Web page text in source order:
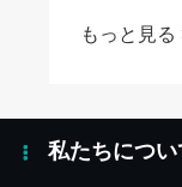
もっと見る
私たちについ